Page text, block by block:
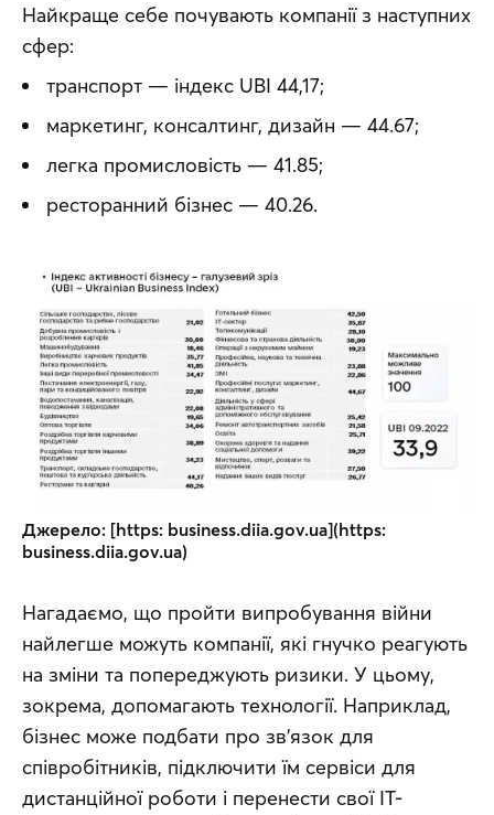
Найкраще себе почувають компанії з наступних
сфер:
транспорт — індекс UBI 44,17;
маркетинг, консалтинг, дизайн — 44.67;
легка промисловість — 41.85;
ресторанний бізнес — 40.26.
Джерело: [https: business.diia.gov.ua](https:
business.diia.gov.ua)
Нагадаємо, що пройти випробування війни
найлегше можуть компанії, які гнучко реагують
на зміни та попереджують ризики. У цьому,
зокрема, допомагають технології. Наприклад,
бізнес може подбати про зв’язок для
співробітників, підключити їм сервіси для
дистанційної роботи і перенести свої ІТ-